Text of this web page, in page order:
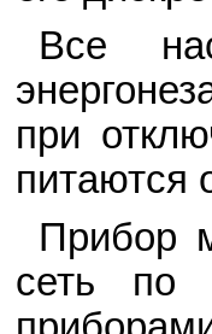
Все
при
питаются
Прибор
сеть по